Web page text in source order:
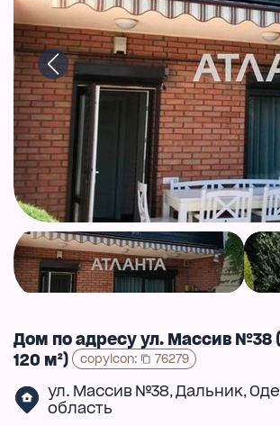
Дом по адресу ул. Массив №38
120 м²)
copyIcon: 76279
ул. Массив №38,Дальник,
область